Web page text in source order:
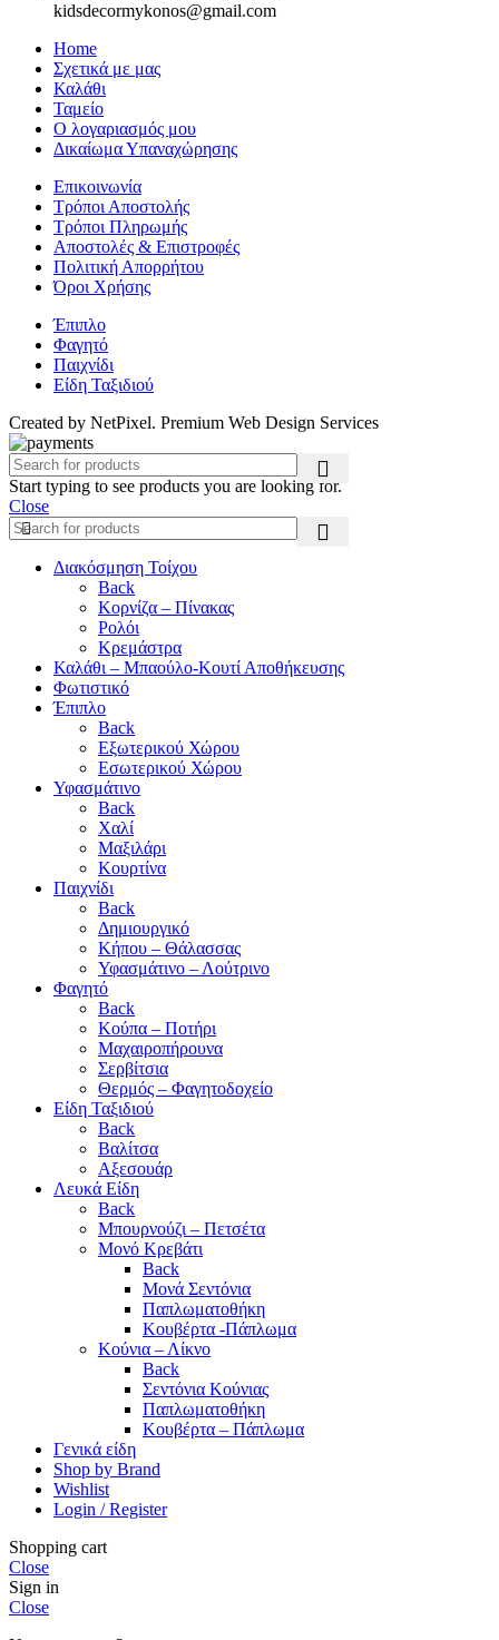
kidsdecormykonos@gmail.com
Home
Σχετικά με μας
Καλάθι
Ταμείο
Ο λογαριασμός μου
Δικαίωμα Υπαναχώρησης
Επικοινωνία
Τρόποι Αποστολής
Τρόποι Πληρωμής
Αποστολές & Επιστροφές
Πολιτική Απορρήτου
Όροι Χρήσης
Έπιπλο
Φαγητό
Παιχνίδι
Είδη Ταξιδιού
Created by NetPixel. Premium Web Design Services
Start typing to see products you are looking for.
Close
Διακόσμηση Τοίχου
Back
Κορνίζα – Πίνακας
Ρολόι
Κρεμάστρα
Καλάθι – Μπαούλο-Κουτί Αποθήκευσης
Φωτιστικό
Έπιπλο
Back
Εξωτερικού Χώρου
Εσωτερικού Χώρου
Υφασμάτινο
Back
Χαλί
Μαξιλάρι
Κουρτίνα
Παιχνίδι
Back
Δημιουργικό
Κήπου – Θάλασσας
Υφασμάτινο – Λούτρινο
Φαγητό
Back
Κούπα – Ποτήρι
Μαχαιροπήρουνα
Σερβίτσια
Θερμός – Φαγητοδοχείο
Είδη Ταξιδιού
Back
Βαλίτσα
Αξεσουάρ
Λευκά Είδη
Back
Μπουρνούζι – Πετσέτα
Μονό Κρεβάτι
Back
Μονά Σεντόνια
Παπλωματοθήκη
Κουβέρτα -Πάπλωμα
Κούνια – Λίκνο
Back
Σεντόνια Κούνιας
Παπλωματοθήκη
Κουβέρτα – Πάπλωμα
Γενικά είδη
Shop by Brand
Wishlist
Login / Register
Shopping cart
Close
Sign in
Close